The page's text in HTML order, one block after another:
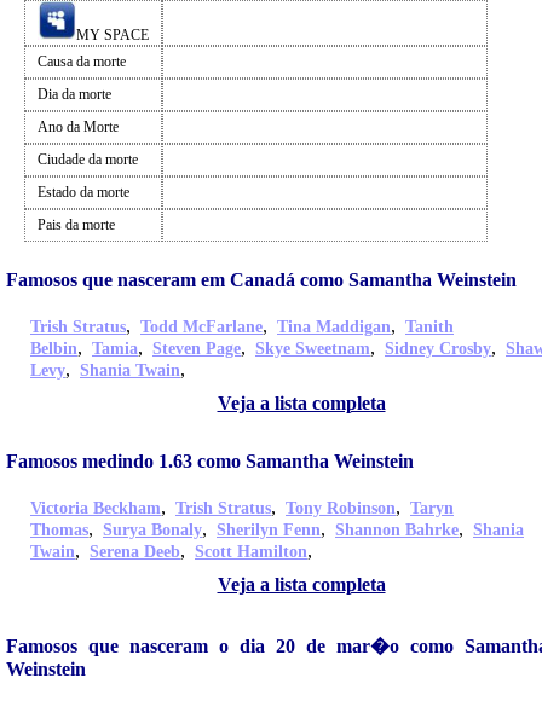
MY SPACE
Causa da morte
Dia da morte
Ano da Morte
Ciudade da morte
Estado da morte
Pais da morte
Famosos que nasceram em Canadá como Samantha Weinstein
Trish Stratus, Todd McFarlane, Tina Maddigan, Tanith
Belbin, Tamia, Steven Page, Skye Sweetnam, Sidney Crosby,
Levy, Shania Twain,
Veja a lista completa
Famosos medindo 1.63 como Samantha Weinstein
Victoria Beckham, Trish Stratus, Tony Robinson, Taryn
Thomas, Surya Bonaly, Sherilyn Fenn, Shannon Bahrke, Shania
Twain, Serena Deeb, Scott Hamilton,
Veja a lista completa
Famosos que nasceram o dia 20 de mar�o como
Weinstein